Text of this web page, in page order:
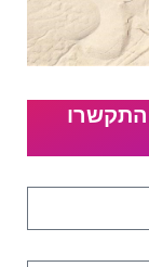
התקשרו